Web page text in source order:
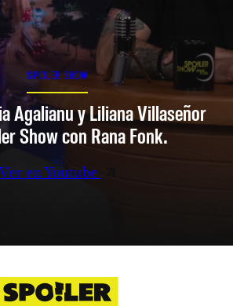
SPOILER SHOW
Agalianu y Liliana Villaseñor
Show con Rana Fonk.
en Youtube